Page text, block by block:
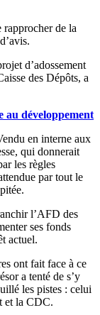
rapprocher de la
d’adossement
des Dépôts, a
au développement
en interne aux
qui donnerait
les règles
par tout le
l’AFD des
ses fonds
actuel.
ont fait face à ce
a tenté de s’y
les pistes : celui
et la CDC.